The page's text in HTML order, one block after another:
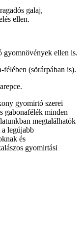
galaj,
ellen.
gyomnövények ellen is.
(sörárpában is).
gyomirtó szerei
gabonafélék minden
megtalálhatók
legújabb
és
gyomirtási